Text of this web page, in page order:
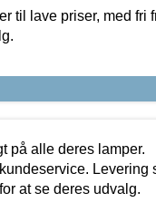
til lave priser, med fri
på alle deres lamper.
Levering
at se deres udvalg.